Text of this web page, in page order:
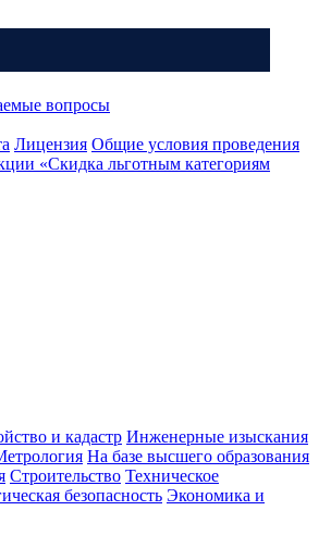
вопросы
Лицензия Общие условия проведения
«Скидка льготным категориям
и кадастр Инженерные изыскания
На базе высшего образования
Строительство Техническое
безопасность Экономика и